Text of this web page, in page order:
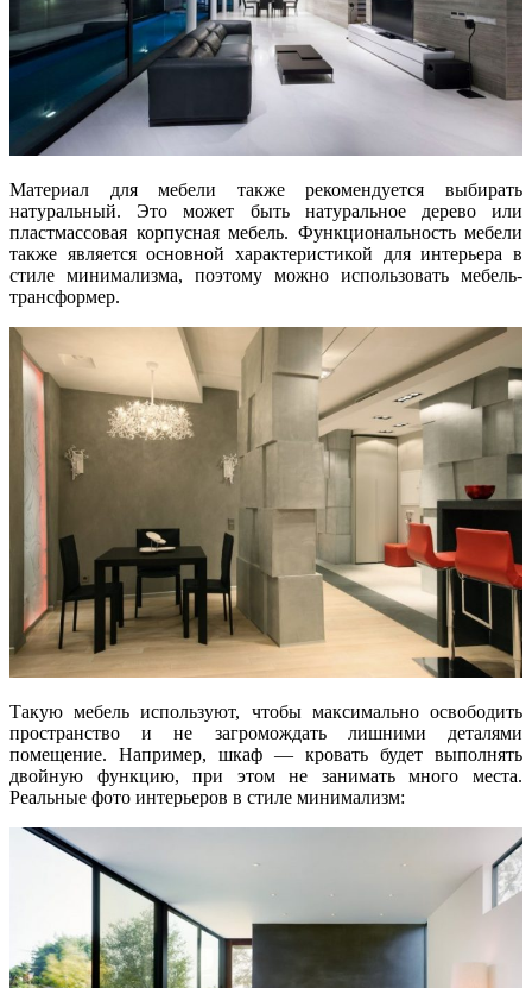
Материал для мебели также рекомендуется выбирать
натуральный. Это может быть натуральное дерево или
пластмассовая корпусная мебель. Функциональность мебели
также является основной характеристикой для интерьера в
стиле минимализма, поэтому можно использовать мебель-
трансформер.
Такую мебель используют, чтобы максимально освободить
пространство и не загромождать лишними деталями
помещение. Например, шкаф — кровать будет выполнять
двойную функцию, при этом не занимать много места.
Реальные фото интерьеров в стиле минимализм: